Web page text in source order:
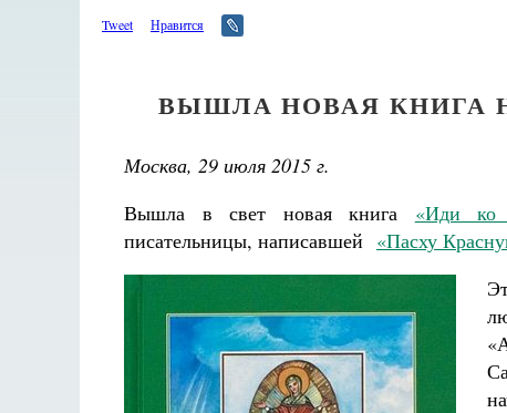
Tweet Нравится
ВЫШЛА НОВАЯ КНИГА
Москва, 29 июля 2015 г.
Вышла в свет новая книга «Иди
писательницы, написавшей «Пасху